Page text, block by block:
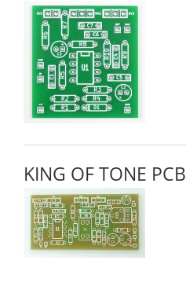
KING OF TONE PCB